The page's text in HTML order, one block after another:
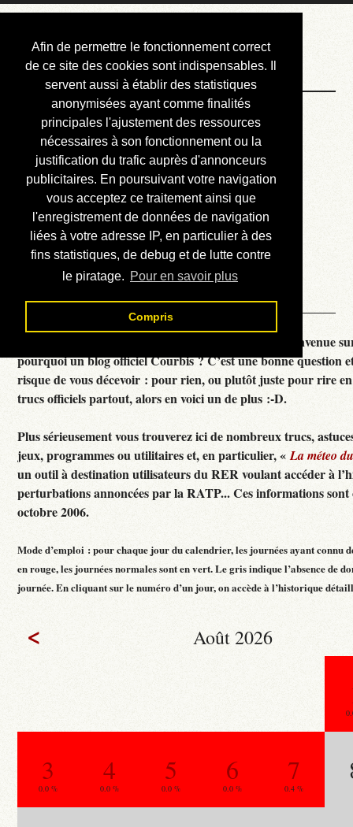
Afin de permettre le fonctionnement correct
de ce site des cookies sont indispensables. Il
servent aussi à établir des statistiques
anonymisées ayant comme finalités
principales l'ajustement des ressources
nécessaires à son fonctionnement ou la
justification du trafic auprès d'annonceurs
publicitaires. En poursuivant votre navigation
vous acceptez ce traitement ainsi que
l'enregistrement de données de navigation
liées à votre adresse IP, en particulier à des
fins statistiques, de debug et de lutte contre
le piratage. Pour en savoir plus
Compris
Courbis, « LE »
Blog Officiel
Bienvenue
Réalisations
Divers (et d’été)
Annonces
Liens externes
Téléchargement
Contact
Courbis, « LE » Blog Officiel - je vous souhaite la bienvenue
pourquoi un blog officiel Courbis ? C’est une bonne question
risque de vous décevoir : pour rien, ou plutôt juste pour rire
trucs officiels partout, alors en voici un de plus :-D.
Plus sérieusement vous trouverez ici de nombreux trucs,
jeux, programmes ou utilitaires et, en particulier, «La méteo
un outil à destination utilisateurs du RER voulant accéder à
perturbations annoncées par la RATP... Ces informations sont
octobre 2006.
Mode d’emploi : pour chaque jour du calendrier, les journées ayant connu
en rouge, les journées normales sont en vert. Le gris indique l’absence de
journée. En cliquant sur le numéro d’un jour, on accède à l’historique
< Août 2026
3
0.0 %
4
0.0 %
5
0.0 %
6
0.0 %
7
0.4 %